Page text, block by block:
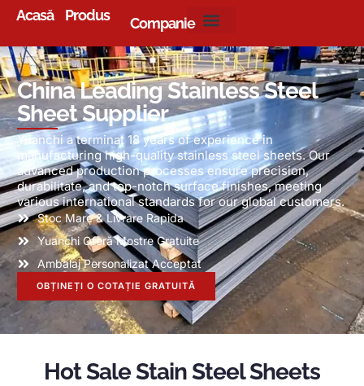
Acasă Produs Companie
China Leading Stainless Steel
Sheet Supplier
Yuanchi a terminat 18 years of experience in
manufacturing high-quality stainless steel sheets.Our
advanced production processes ensure precision,
durabilitate,and top-notch surface finishes,meeting
various international standards for our global customers.
Stoc Mare & Livrare Rapida
Yuanchi Oferă Mostre Gratuite
Ambalaj Personalizat Acceptat
OBȚINEȚI O COTAȚIE GRATUITĂ
Hot Sale Stain Steel Sheets